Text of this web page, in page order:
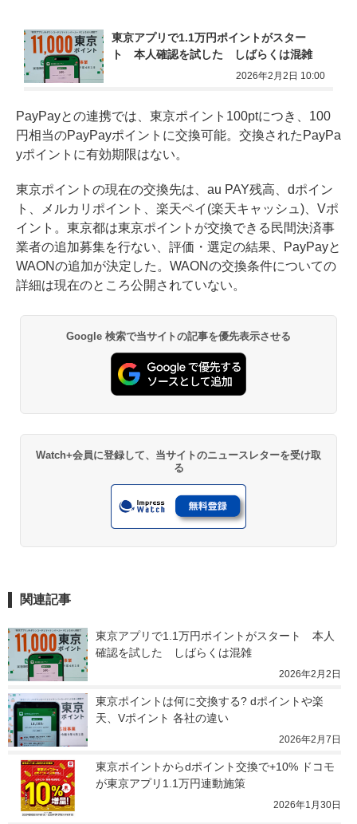
東京アプリで1.1万円ポイントがスター
ト　本人確認を試した　しばらくは混雑
2026年2月2日 10:00
PayPayとの連携では、東京ポイント100ptにつき、100
円相当のPayPayポイントに交換可能。交換されたPayPa
yポイントに有効期限はない。
東京ポイントの現在の交換先は、au PAY残高、dポイン
ト、メルカリポイント、楽天ペイ(楽天キャッシュ)、Vポ
イント。東京都は東京ポイントが交換できる民間決済事
業者の追加募集を行ない、評価・選定の結果、PayPayと
WAONの追加が決定した。WAONの交換条件についての
詳細は現在のところ公開されていない。
Google 検索で当サイトの記事を優先表示させる
Watch+会員に登録して、当サイトのニュースレターを受け取
る
関連記事
東京アプリで1.1万円ポイントがスタート　本人
確認を試した　しばらくは混雑
2026年2月2日
東京ポイントは何に交換する? dポイントや楽
天、Vポイント 各社の違い
2026年2月7日
東京ポイントからdポイント交換で+10% ドコモ
が東京アプリ1.1万円連動施策
2026年1月30日